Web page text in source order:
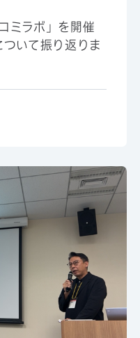
ミラボ」を開催
いて振り返りま